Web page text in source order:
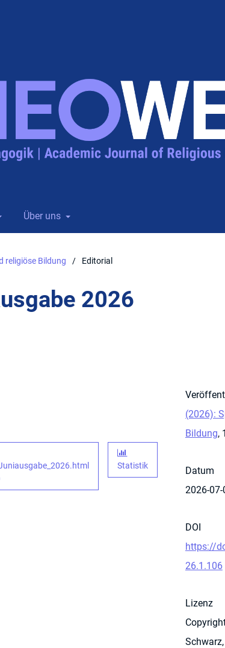
Über uns
religiöse Bildung / Editorial
2026
Statistik
(2026):
Bildung,
Datum
2026-07-
DOI
https://
26.1.106
Lizenz